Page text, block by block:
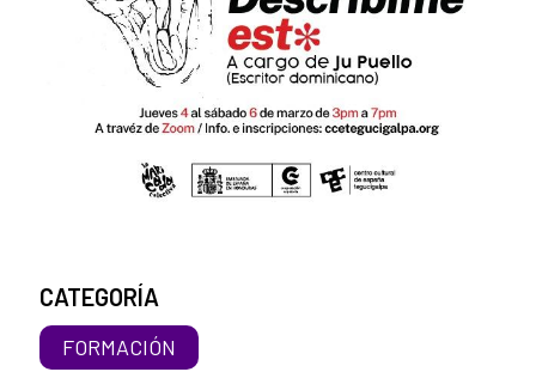
CATEGORÍA
FORMACIÓN